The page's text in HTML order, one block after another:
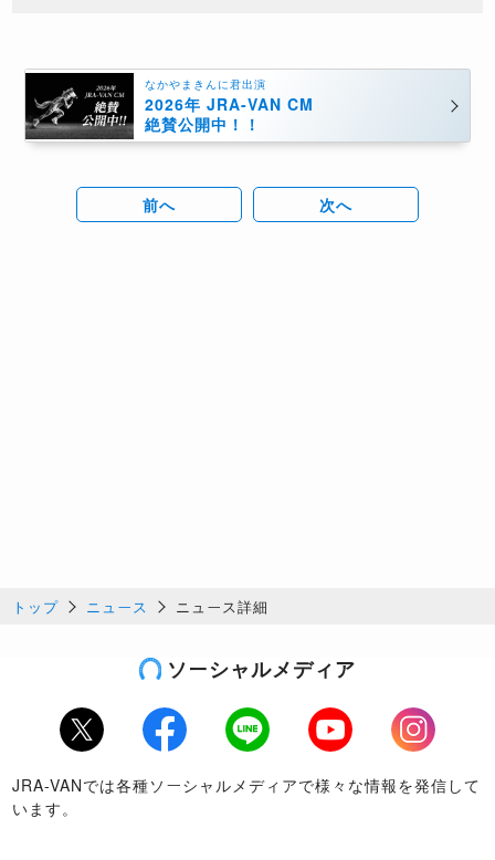
なかやまきんに君出演
2026年 JRA-VAN CM
絶賛公開中！！
前へ 次へ
トップ ニュース ニュース詳細
ソーシャルメディア
Twitter Facebook LINE Youtube
Instagram
JRA-VANでは各種ソーシャルメディアで様々な情報を発信して
います。